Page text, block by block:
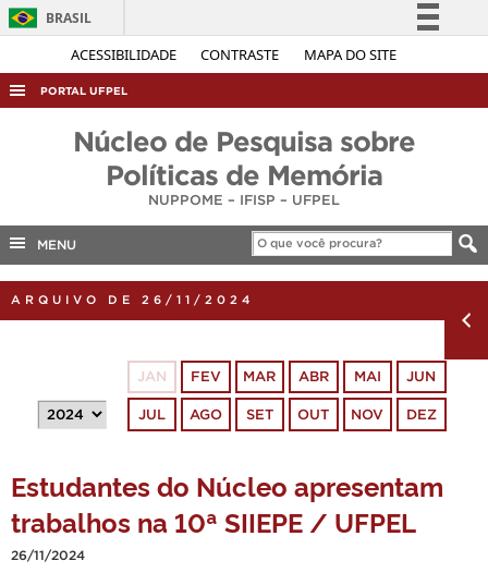
ACESSIBILIDADE CONTRASTE MAPA DO SITE
BRASIL
Simplifique!
Acesso à informação
Legislação
PORTAL UFPEL
ACESSO À INFORMAÇÃO
CONCURSOS
Núcleo de Pesquisa sobre
Políticas de Memória
NUPPOME – IFISP – UFPEL
MENU
ARQUIVO DE 26/11/2024
JAN FEV MAR ABR MAI JUN
JUL AGO SET OUT NOV DEZ
Estudantes do Núcleo apresentam
trabalhos na 10ª SIIEPE / UFPEL
26/11/2024